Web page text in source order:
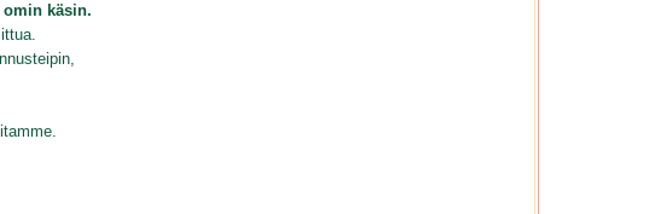
omin käsin.